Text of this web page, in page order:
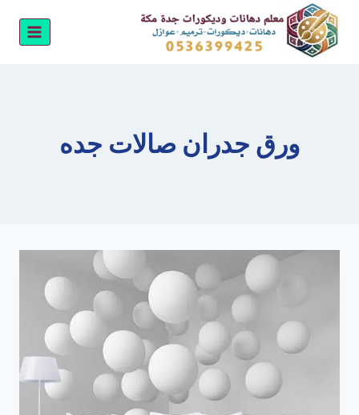
التجاوز
المحتوى
ورق جدران صالات جده